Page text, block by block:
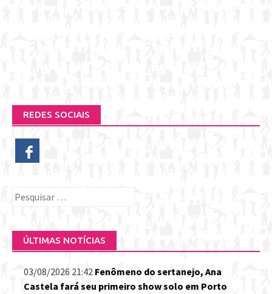
REDES SOCIAIS
Pesquisar
ÚLTIMAS NOTÍCIAS
03/08/2026 21:42 Fenômeno do sertanejo, Ana
Castela fará seu primeiro show solo em Porto